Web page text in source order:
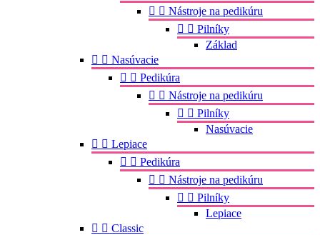
  Nástroje na pedikúru
  Pilníky
Základ
  Nasúvacie
  Pedikúra
  Nástroje na pedikúru
  Pilníky
Nasúvacie
  Lepiace
  Pedikúra
  Nástroje na pedikúru
  Pilníky
Lepiace
  Classic